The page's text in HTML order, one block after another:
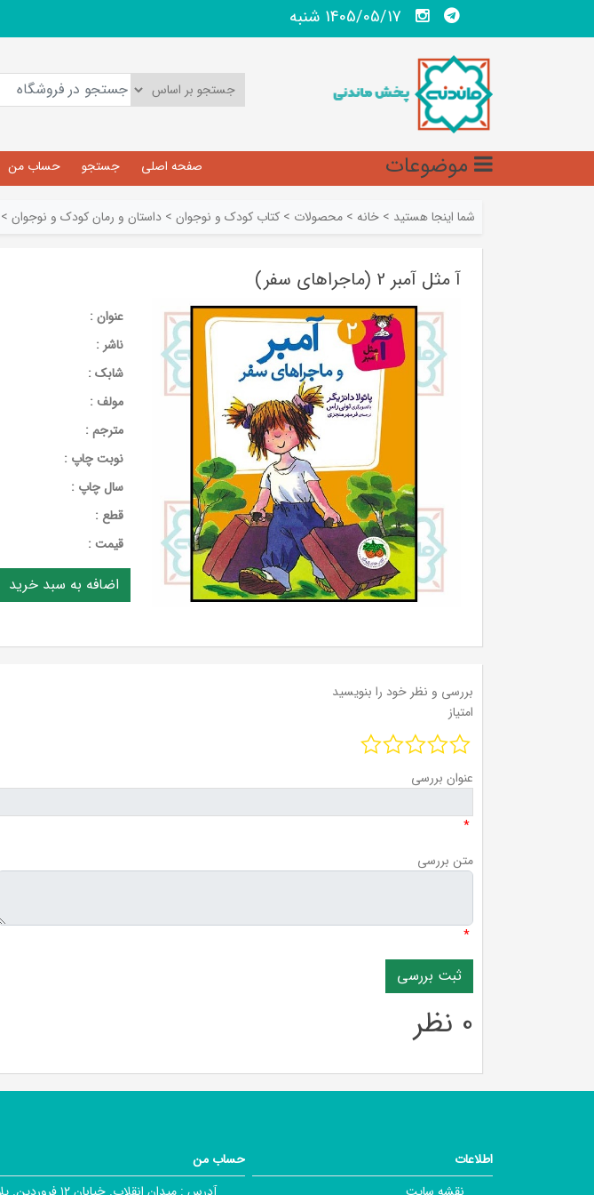
1405/05/17 شنبه
موضوعات صفحه اصلی جستجو حساب من
شما اینجا هستید > خانه > محصولات > کتاب کودک و نوجوان > داستان و رمان کودک و نوجوان >
آ مثل آمبر 2 (ماجراهای سفر)
عنوان :
ناشر :
شابک :
مولف :
مترجم :
نوبت چاپ :
سال چاپ :
قطع :
قيمت :
بررسی و نظر خود را بنویسید
امتیاز
عنوان بررسی
*
متن بررسی
*
0 نظر
اطلاعات
حساب من